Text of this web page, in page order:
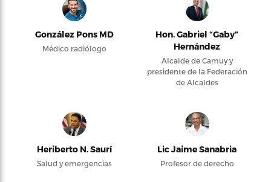
González Pons MD
Médico radiólogo
Hon. Gabriel “Gaby”
Hernández
Alcalde de Camuy y
presidente de la Federación
de Alcaldes
Heriberto N. Saurí
Salud y emergencias
Lic Jaime Sanabria
Profesor de derecho